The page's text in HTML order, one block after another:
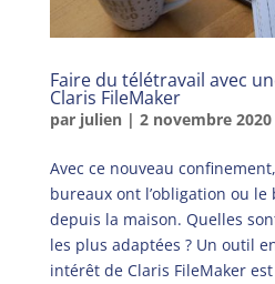
Faire du télétravail avec
Claris FileMaker
par julien| 2 novembre 2020
Avec ce nouveau
bureaux ont l’obligation ou
depuis la maison. Quelles
les plus adaptées ? Un outil
intérêt de Claris FileMaker